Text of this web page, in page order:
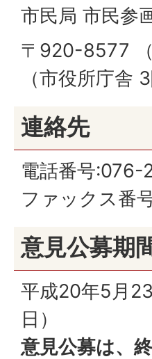
市民局 市民参
〒920-8577 （
（市役所庁舎 3
連絡先
電話番号
ファックス番
意見公募期
平成20年5月
日）
意見公募は、